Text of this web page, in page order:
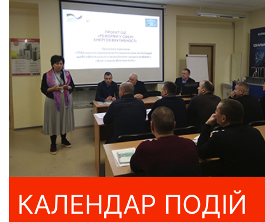
КАЛЕНДАР ПОДІЙ